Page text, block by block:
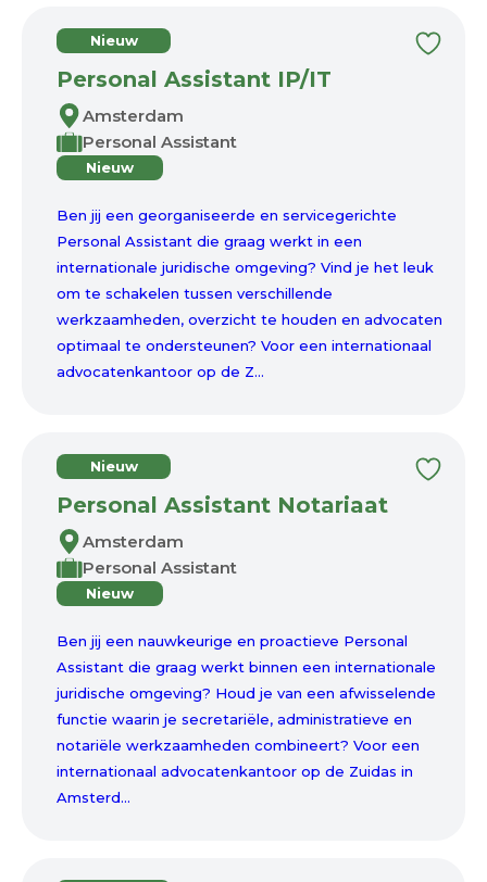
Nieuw
Personal Assistant IP/IT
Amsterdam
Personal Assistant
Nieuw
Ben jij een georganiseerde en servicegerichte
Personal Assistant die graag werkt in een
internationale juridische omgeving? Vind je het leuk
om te schakelen tussen verschillende
werkzaamheden, overzicht te houden en advocaten
optimaal te ondersteunen? Voor een internationaal
advocatenkantoor op de Z...
Nieuw
Personal Assistant Notariaat
Amsterdam
Personal Assistant
Nieuw
Ben jij een nauwkeurige en proactieve Personal
Assistant die graag werkt binnen een internationale
juridische omgeving? Houd je van een afwisselende
functie waarin je secretariële, administratieve en
notariële werkzaamheden combineert? Voor een
internationaal advocatenkantoor op de Zuidas in
Amsterd...